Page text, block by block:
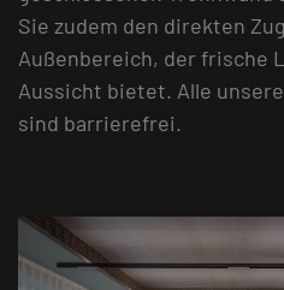
Sie zudem den direkten
Außenbereich, der frische
Aussicht bietet. Alle
sind barrierefrei.